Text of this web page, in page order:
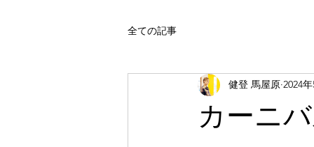
全ての記事
カーニ
健登 馬屋原 2024